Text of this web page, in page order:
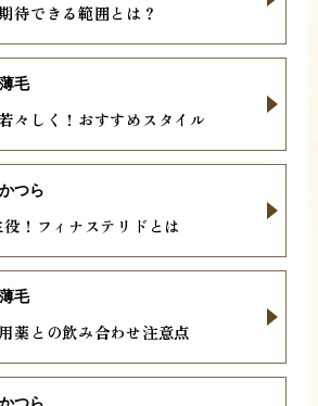
待できる範囲とは？
々しく！おすすめスタイル
薄毛
！フィナステリドとは
かつら
薬との飲み合わせ注意点
薄毛